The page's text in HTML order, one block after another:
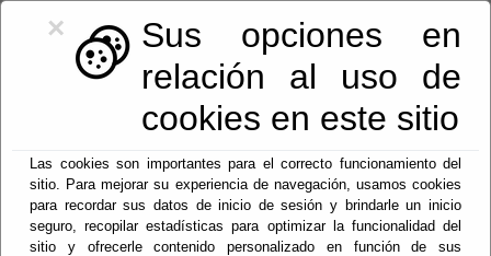
×
Sus opciones en
relación al uso de
cookies en este sitio
Las cookies son importantes para el correcto funcionamiento del
sitio. Para mejorar su experiencia de navegación, usamos cookies
para recordar sus datos de inicio de sesión y brindarle un inicio
seguro, recopilar estadísticas para optimizar la funcionalidad del
sitio y ofrecerle contenido personalizado en función de sus
Mapa Web